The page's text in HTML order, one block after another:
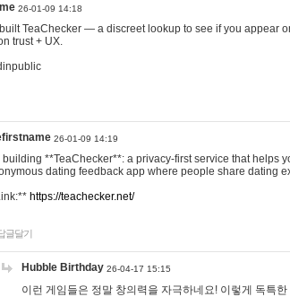
26-01-09 14:18
TeaChecker — a discreet lookup to see if you appear
trust + UX.
26-01-09 14:19
building **TeaChecker**: a privacy-first service that helps
dating feedback app where people share dating
https://teachecker.net/
글달기
Hubble Birthday 26-04-17 15:15
이런 게임들은 정말 창의력을 자극하네요! 이렇게 독특